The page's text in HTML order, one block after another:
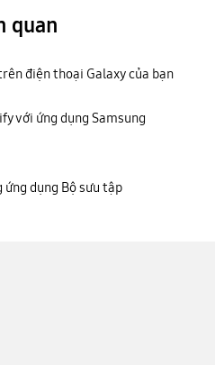
quan
điện thoại Galaxy của bạn
với ứng dụng Samsung
dụng Bộ sưu tập